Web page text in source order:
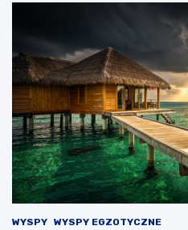
WYSPY WYSPY EGZOTYCZNE